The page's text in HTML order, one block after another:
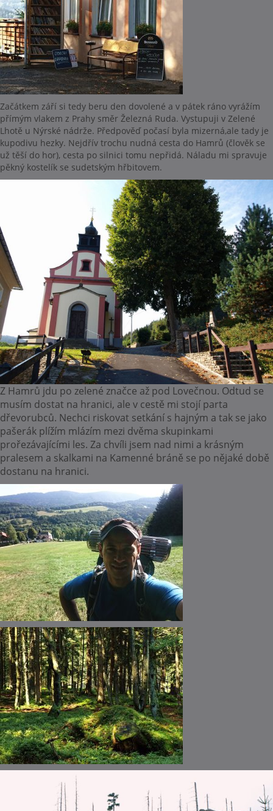
Začátkem září si tedy beru den dovolené a v pátek ráno vyrážím
přímým vlakem z Prahy směr Železná Ruda. Vystupuji v Zelené
Lhotě u Nýrské nádrže. Předpověď počasí byla mizerná,ale tady je
kupodivu hezky. Nejdřív trochu nudná cesta do Hamrů (člověk se
už těší do hor), cesta po silnici tomu nepřidá. Náladu mi spravuje
pěkný kostelík se sudetským hřbitovem.
Z Hamrů jdu po zelené značce až pod Lovečnou. Odtud se
musím dostat na hranici, ale v cestě mi stojí parta
dřevorubců. Nechci riskovat setkání s hajným a tak se jako
pašerák plížím mlázím mezi dvěma skupinkami
prořezávajícími les. Za chvíli jsem nad nimi a krásným
pralesem a skalkami na Kamenné bráně se po nějaké době
dostanu na hranici.